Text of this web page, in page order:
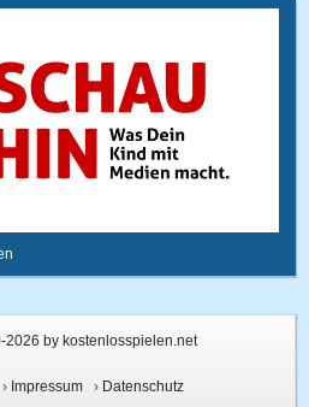
2026 by kostenlosspielen.net
Impressum› Datenschutz